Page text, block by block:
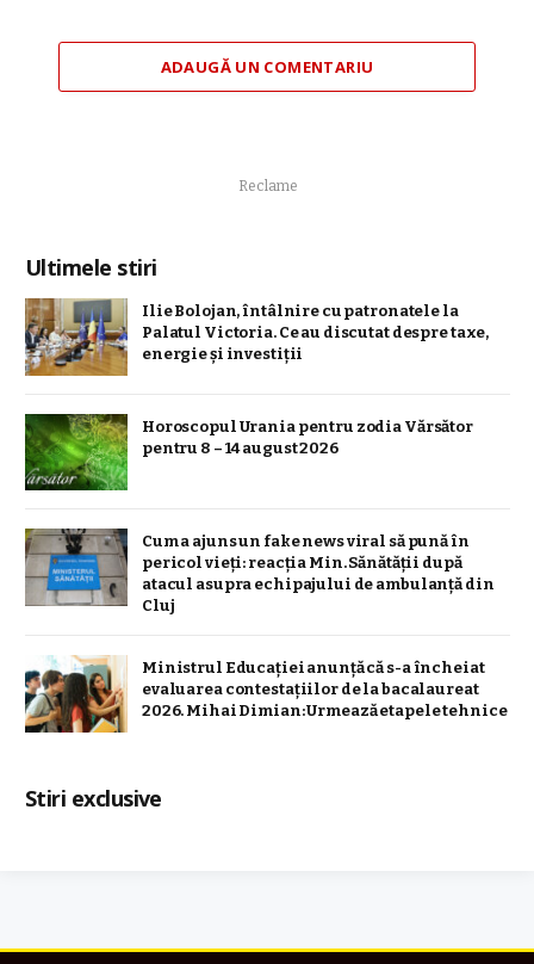
ADAUGĂ UN COMENTARIU
Reclame
Ultimele stiri
Ilie Bolojan, întâlnire cu patronatele la
Palatul Victoria. Ce au discutat despre taxe,
energie și investiții
Horoscopul Urania pentru zodia Vărsător
pentru 8 – 14 august 2026
Cum a ajuns un fake news viral să pună în
pericol vieți: reacția Min. Sănătății după
atacul asupra echipajului de ambulanță din
Cluj
Ministrul Educației anunță că s-a încheiat
evaluarea contestațiilor de la bacalaureat
2026. Mihai Dimian: Urmează etapele tehnice
Stiri exclusive